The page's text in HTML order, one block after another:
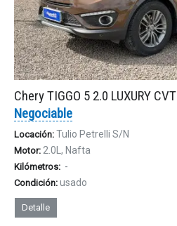
Chery TIGGO 5 2.0 LUXURY CVT
Negociable
Locación: Tulio Petrelli S/N
Motor: 2.0L, Nafta
Kilómetros: -
Condición: usado
Detalle